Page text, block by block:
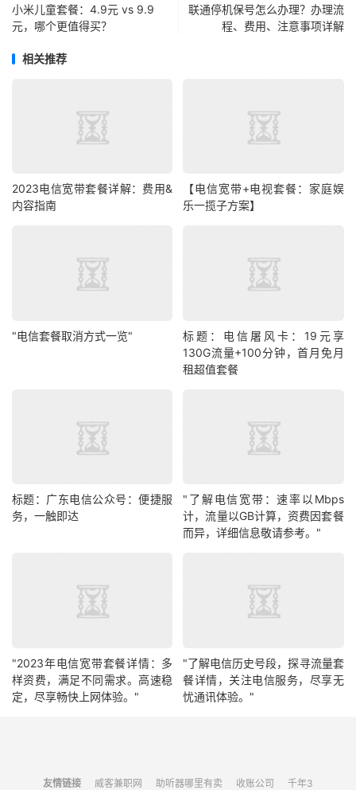
小米儿童套餐：4.9元 vs 9.9
元，哪个更值得买？
联通停机保号怎么办理？办理流
程、费用、注意事项详解
相关推荐
2023电信宽带套餐详解：费用&
内容指南
【电信宽带+电视套餐：家庭娱
乐一揽子方案】
"电信套餐取消方式一览"
标题：电信屠风卡：19元享
130G流量+100分钟，首月免月
租超值套餐
标题：广东电信公众号：便捷服
务，一触即达
"了解电信宽带：速率以Mbps
计，流量以GB计算，资费因套餐
而异，详细信息敬请参考。"
"2023年电信宽带套餐详情：多
样资费，满足不同需求。高速稳
定，尽享畅快上网体验。"
"了解电信历史号段，探寻流量套
餐详情，关注电信服务，尽享无
忧通讯体验。"
友情链接 威客兼职网 助听器哪里有卖 收账公司 千年3